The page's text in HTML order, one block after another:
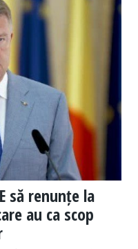
să renunțe la
au ca scop